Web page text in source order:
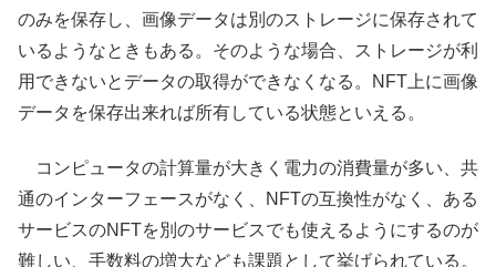
のみを保存し、画像データは別のストレージに保存されて
いるようなときもある。そのような場合、ストレージが利
用できないとデータの取得ができなくなる。NFT上に画像
データを保存出来れば所有している状態といえる。
コンピュータの計算量が大きく電力の消費量が多い、共
通のインターフェースがなく、NFTの互換性がなく、ある
サービスのNFTを別のサービスでも使えるようにするのが
難しい、手数料の増大なども課題として挙げられている。